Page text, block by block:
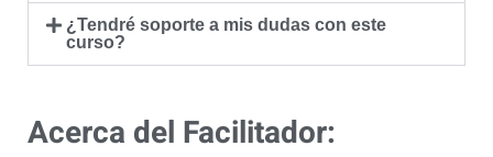
¿Tendré soporte a mis dudas con este
curso?
Acerca del Facilitador: